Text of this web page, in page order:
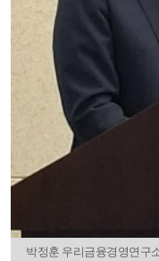
박정훈 우리금융경영연구